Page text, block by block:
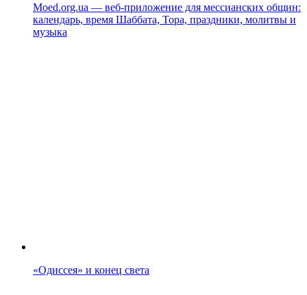
Moed.org.ua — веб-приложение для мессианских общин:
календарь, время Шаббата, Тора, праздники, молитвы и
музыка
«Одиссея» и конец света